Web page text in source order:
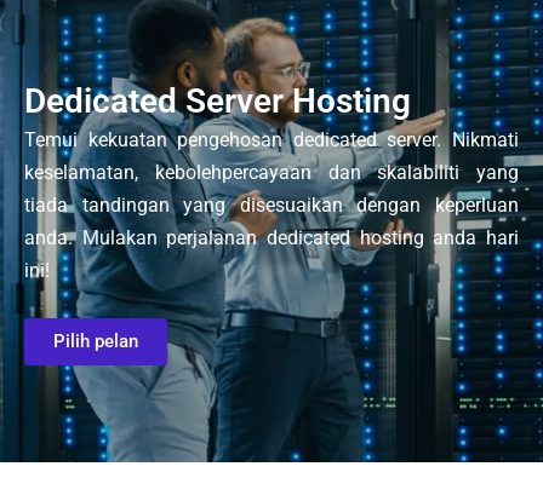
Dedicated Server Hosting
Temui kekuatan pengehosan dedicated server. Nikmati
keselamatan, kebolehpercayaan dan skalabiliti yang
tiada tandingan yang disesuaikan dengan keperluan
anda. Mulakan perjalanan dedicated hosting anda hari
ini!
Pilih pelan